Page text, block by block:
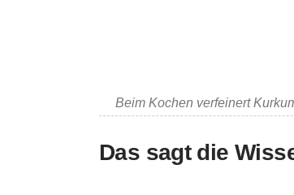
Beim Kochen verfeinert
Das sagt die